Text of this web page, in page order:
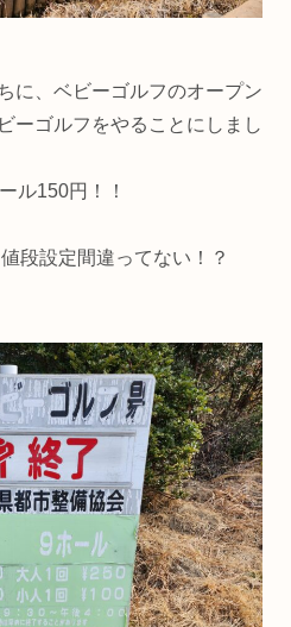
に、ベビーゴルフのオープン
ーゴルフをやることにしまし
ル150円！！
段設定間違ってない！？